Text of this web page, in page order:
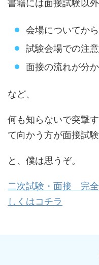
書籍には面接試験以
会場についてか
試験会場での注
面接の流れが分
など、
何も知らないで突撃
て向かう方が面接試
と、僕は思うぞ。
二次試験・面接 完
しくはコチラ